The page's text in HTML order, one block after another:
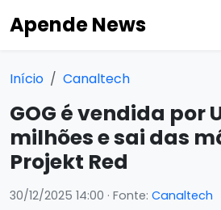
Apende News
Início Canaltech
GOG é vendida por
milhões e sai das
Projekt Red
30/12/2025 14:00 · Fonte: Canaltech